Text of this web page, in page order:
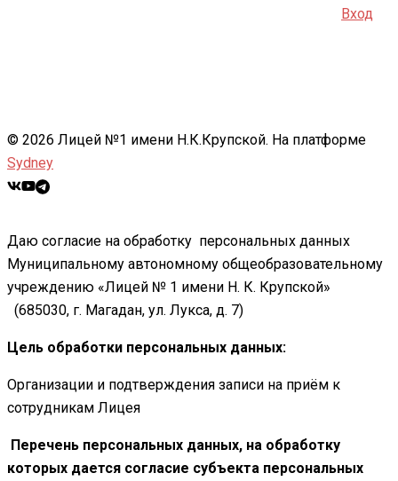
Вход
© 2026 Лицей №1 имени Н.К.Крупской. На платформе
Sydney
Даю согласие на обработку персональных данных
Муниципальному автономному общеобразовательному
учреждению «Лицей № 1 имени Н. К. Крупской»
(685030, г. Магадан, ул. Лукса, д. 7)
Цель обработки персональных данных:
Организации и подтверждения записи на приём к
сотрудникам Лицея
Перечень персональных данных, на обработку
которых дается согласие субъекта персональных